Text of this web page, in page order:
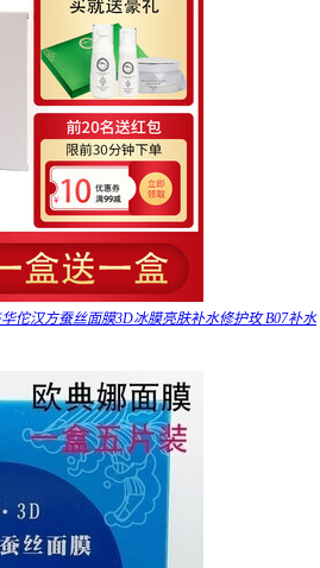
佗汉方蚕丝面膜3D冰膜亮肤补水修护玫 B07补水